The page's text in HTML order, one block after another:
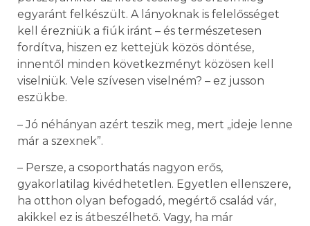
egyaránt felkészült. A lányoknak is felelősséget
kell érezniük a fiúk iránt – és természetesen
fordítva, hiszen ez kettejük közös döntése,
innentől minden következményt közösen kell
viselniük. Vele szívesen viselném? – ez jusson
eszükbe.
– Jó néhányan azért teszik meg, mert „ideje lenne
már a szexnek”.
– Persze, a csoporthatás nagyon erős,
gyakorlatilag kivédhetetlen. Egyetlen ellenszere,
ha otthon olyan befogadó, megértő család vár,
akikkel ez is átbeszélhető. Vagy, ha már